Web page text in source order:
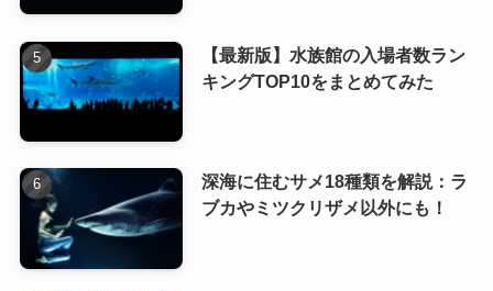
【最新版】水族館の入場者数ラン
キングTOP10をまとめてみた
深海に住むサメ18種類を解説：ラ
ブカやミツクリザメ以外にも！